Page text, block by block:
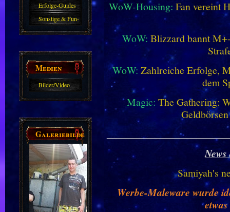
Erfolge-Guides
Sonstige & Fun-
Guides
Medien
Bilder/Video
Galeriebilder
WoW-Housing: Fan vereint
WoW: Blizzard bannt
WoW: Zahlreiche Erfolge,
dem
Magic: The Gathering:
Samiyah's
Werbe-Maleware wurde